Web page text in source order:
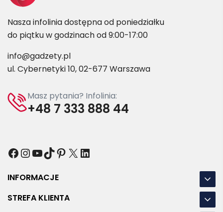
Nasza infolinia dostępna od poniedziałku
do piątku w godzinach od 9:00-17:00
info@gadzety.pl
ul. Cybernetyki 10, 02-677 Warszawa
Masz pytania? Infolinia:
+48 7 333 888 44
Facebook
Instagram
YouTube
TikTok
Pinterest
X LinkedIn
INFORMACJE
STREFA KLIENTA